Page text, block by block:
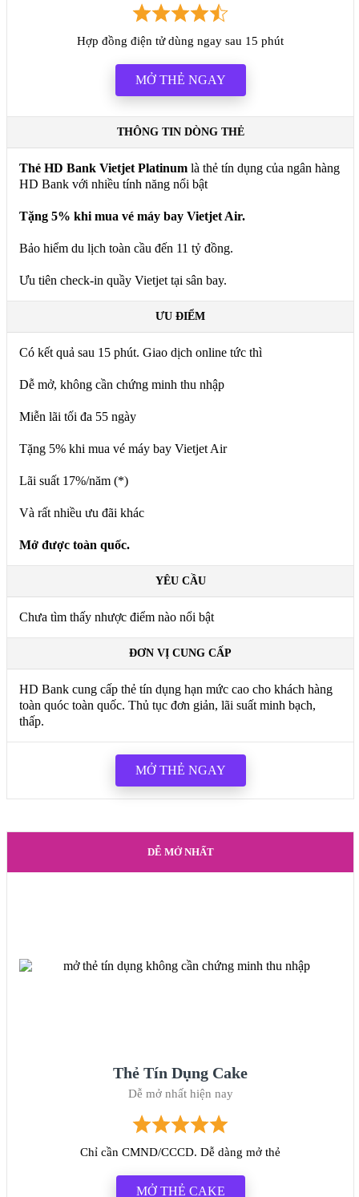
Hợp đồng điện tử dùng ngay sau 15 phút
MỞ THẺ NGAY
THÔNG TIN DÒNG THẺ
Thẻ HD Bank Vietjet Platinum là thẻ tín dụng của ngân hàng
HD Bank với nhiều tính năng nổi bật
Tặng 5% khi mua vé máy bay Vietjet Air.
Bảo hiểm du lịch toàn cầu đến 11 tỷ đồng.
Ưu tiên check-in quầy Vietjet tại sân bay.
ƯU ĐIỂM
Có kết quả sau 15 phút. Giao dịch online tức thì
Dễ mở, không cần chứng minh thu nhập
Miễn lãi tối đa 55 ngày
Tặng 5% khi mua vé máy bay Vietjet Air
Lãi suất 17%/năm (*)
Và rất nhiều ưu đãi khác
Mở được toàn quốc.
YÊU CẦU
Chưa tìm thấy nhược điểm nào nổi bật
ĐƠN VỊ CUNG CẤP
HD Bank cung cấp thẻ tín dụng hạn mức cao cho khách hàng
toàn quóc toàn quốc. Thủ tục đơn giản, lãi suất minh bạch,
thấp.
MỞ THẺ NGAY
DỄ MỞ NHẤT
Thẻ Tín Dụng Cake
Dễ mở nhất hiện nay
Chỉ cần CMND/CCCD. Dễ dàng mở thẻ
MỞ THẺ CAKE